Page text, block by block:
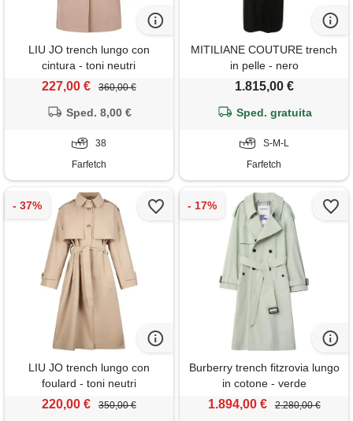
LIU JO trench lungo con
cintura - toni neutri
227,00 € 360,00 €
Sped. 8,00 €
38
Farfetch
MITILIANE COUTURE trench
in pelle - nero
1.815,00 €
Sped. gratuita
S-M-L
Farfetch
LIU JO trench lungo con
foulard - toni neutri
220,00 € 350,00 €
Burberry trench fitzrovia lungo
in cotone - verde
1.894,00 € 2.280,00 €